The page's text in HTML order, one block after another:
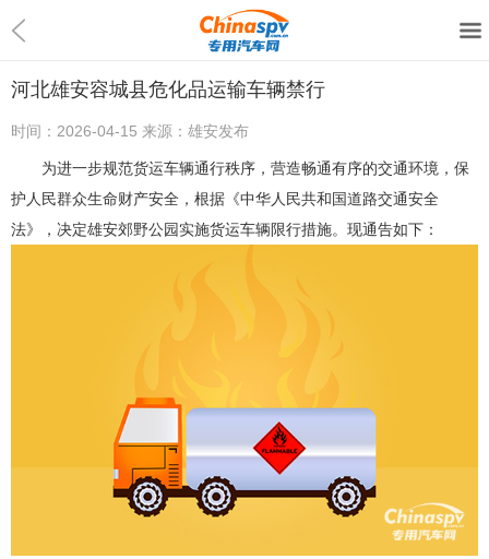
河北雄安容城县危化品运输车辆禁行
时间： 2026-04-15 来源： 雄安发布
为进一步规范货运车辆通行秩序，营造畅通有序的交通环境，保
护人民群众生命财产安全，根据《中华人民共和国道路交通安全
法》，决定雄安郊野公园实施货运车辆限行措施。现通告如下：